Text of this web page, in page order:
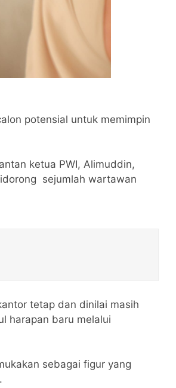
potensial untuk memimpin
ketua PWI, Alimuddin,
sejumlah wartawan
tetap dan dinilai masih
harapan baru melalui
sebagai figur yang